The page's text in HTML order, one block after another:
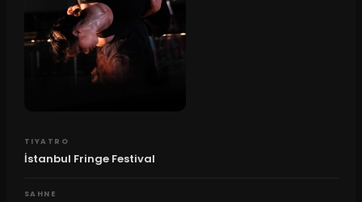
TIYATRO
İstanbul Fringe Festival
SAHNE